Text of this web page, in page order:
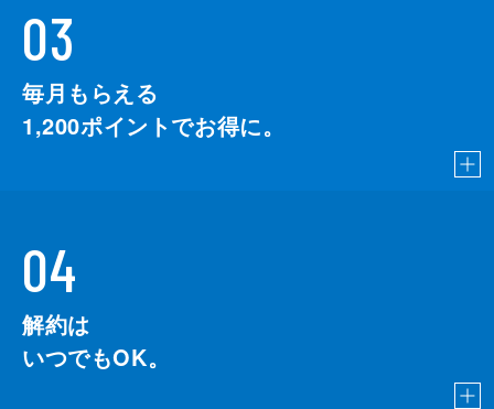
03
毎月もらえる
1,200ポイントでお得に。
04
解約は
いつでもOK。